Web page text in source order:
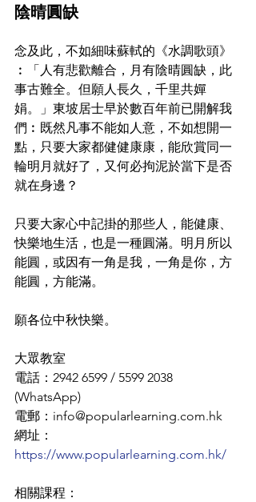
陰晴圓缺
念及此，不如細味蘇軾的《水調歌頭》
︰「人有悲歡離合，月有陰晴圓缺，此
事古難全。但願人長久，千里共嬋
娟。」東坡居士早於數百年前已開解我
們︰既然凡事不能如人意，不如想開一
點，只要大家都健健康康，能欣賞同一
輪明月就好了，又何必拘泥於當下是否
就在身邊？
只要大家心中記掛的那些人，能健康、
快樂地生活，也是一種圓滿。明月所以
能圓，或因有一角是我，一角是你，方
能圓，方能滿。
願各位中秋快樂。
大眾教室
電話：2942 6599 / 5599 2038
(WhatsApp)
電郵：info@popularlearning.com.hk
網址：
https://www.popularlearning.com.hk/
相關課程：